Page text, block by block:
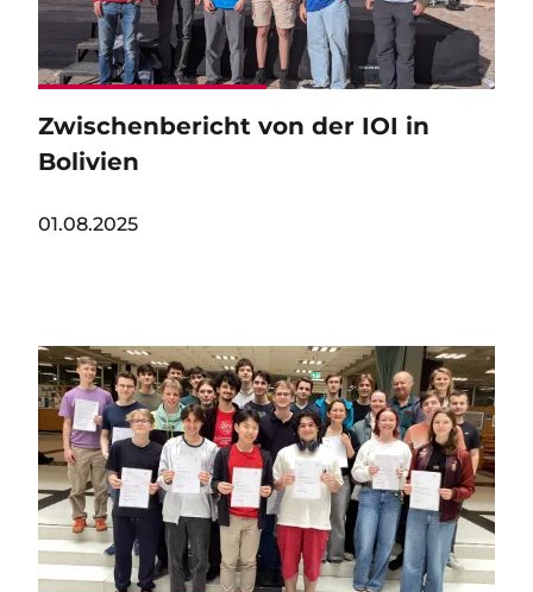
Zwischenbericht von der IOI in
Bolivien
01.08.2025
Image